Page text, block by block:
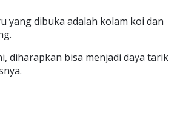
yang dibuka adalah kolam koi dan
diharapkan bisa menjadi daya tarik